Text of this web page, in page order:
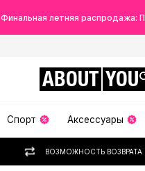
Финальная летняя распродажа:
ABOUT YOU
Спорт Аксессуары
ВОЗМОЖНОСТЬ ВОЗВРАТА